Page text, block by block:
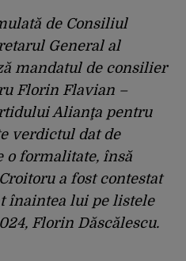
de Consiliul
General al
mandatul de consilier
Florin Flavian –
Alianţa pentru
verdictul dat de
o formalitate, însă
a fost contestat
înaintea lui pe listele
Florin Dăscălescu.